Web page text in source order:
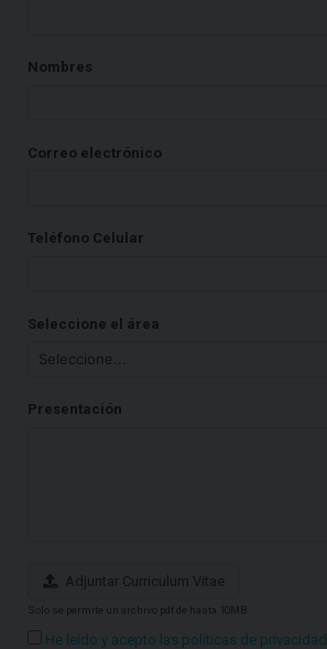
Nombres
Correo electrónico
Teléfono Celular
Seleccione el área
Presentación
Adjuntar Curriculum Vitae
Solo se permite un archivo pdf de hasta 10MB
He leído y acepto las políticas de privacidad.